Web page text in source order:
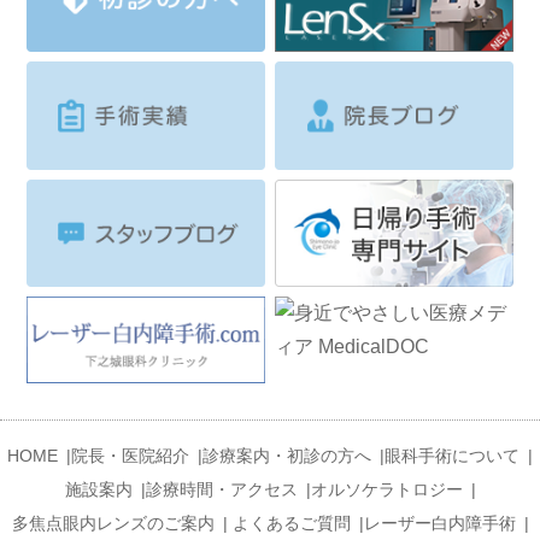
HOME |院長・医院紹介 |診療案内・初診の方へ |眼科手術について
|
施設案内 |診療時間・アクセス |オルソケラトロジー |
多焦点眼内レンズのご案内 | よくあるご質問 |レーザー白内障手術 |